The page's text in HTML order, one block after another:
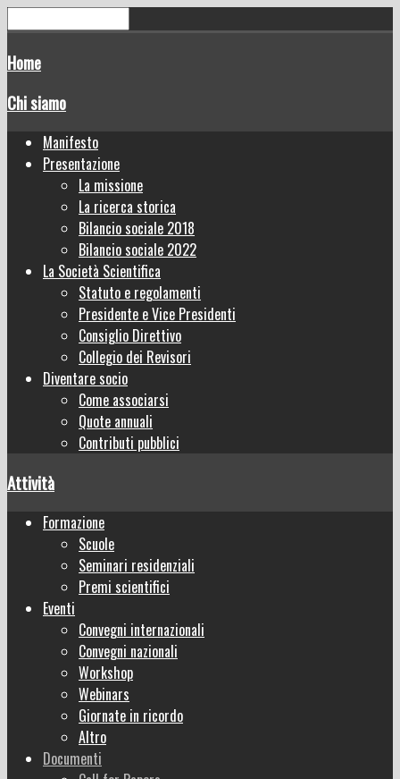
Home
Chi siamo
Manifesto
Presentazione
La missione
La ricerca storica
Bilancio sociale 2018
Bilancio sociale 2022
La Società Scientifica
Statuto e regolamenti
Presidente e Vice Presidenti
Consiglio Direttivo
Collegio dei Revisori
Diventare socio
Come associarsi
Quote annuali
Contributi pubblici
Attività
Formazione
Scuole
Seminari residenziali
Premi scientifici
Eventi
Convegni internazionali
Convegni nazionali
Workshop
Webinars
Giornate in ricordo
Altro
Documenti